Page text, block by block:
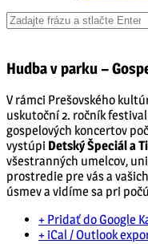
Hudba v parku –
V rámci Prešovského
uskutoční 2. ročník
gospelových koncertov
vystúpi Detský Špeciál a
všestranných umelcov,
prostredie pre vás a
úsmev a vidíme sa pri
+ Pridať do Google
+ iCal / Outlook